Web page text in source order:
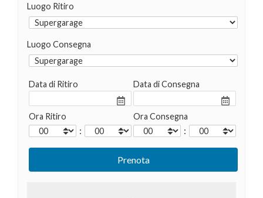
Luogo Ritiro
Luogo Consegna
Data di Ritiro
Ora Ritiro
:
Data di Consegna
Ora Consegna
: